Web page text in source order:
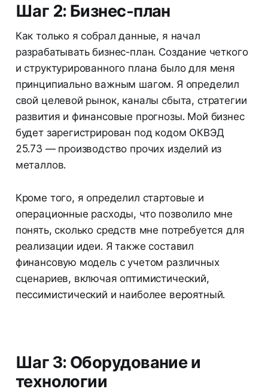
Шаг 2: Бизнес-план
Как только я собрал данные, я начал
разрабатывать бизнес-план. Создание четкого
и структурированного плана было для меня
принципиально важным шагом. Я определил
свой целевой рынок, каналы сбыта, стратегии
развития и финансовые прогнозы. Мой бизнес
будет зарегистрирован под кодом ОКВЭД
25.73 — производство прочих изделий из
металлов.
Кроме того, я определил стартовые и
операционные расходы, что позволило мне
понять, сколько средств мне потребуется для
реализации идеи. Я также составил
финансовую модель с учетом различных
сценариев, включая оптимистический,
пессимистический и наиболее вероятный.
Шаг 3: Оборудование и
технологии